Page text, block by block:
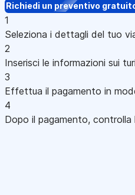
Richiedi un preventivo
1
Seleziona i dettagli del tuo
2
Inserisci le informazioni sui
3
Effettua il pagamento in
4
Dopo il pagamento, controlla